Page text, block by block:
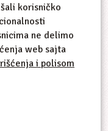
korisničko
ne delimo
web sajta
i polisom